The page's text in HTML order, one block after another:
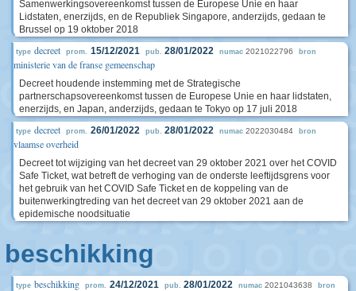
Samenwerkingsovereenkomst tussen de Europese Unie en haar
Lidstaten, enerzijds, en de Republiek Singapore, anderzijds, gedaan te
Brussel op 19 oktober 2018
type decreet prom. 15/12/2021 pub. 28/01/2022 numac 2021022796 bron
ministerie van de franse gemeenschap
Decreet houdende instemming met de Strategische
partnerschapsovereenkomst tussen de Europese Unie en haar lidstaten,
enerzijds, en Japan, anderzijds, gedaan te Tokyo op 17 juli 2018
type decreet prom. 26/01/2022 pub. 28/01/2022 numac 2022030484 bron
vlaamse overheid
Decreet tot wijziging van het decreet van 29 oktober 2021 over het COVID
Safe Ticket, wat betreft de verhoging van de onderste leeftijdsgrens voor
het gebruik van het COVID Safe Ticket en de koppeling van de
buitenwerkingtreding van het decreet van 29 oktober 2021 aan de
epidemische noodsituatie
beschikking
type beschikking prom. 24/12/2021 pub. 28/01/2022 numac 2021043638 bron